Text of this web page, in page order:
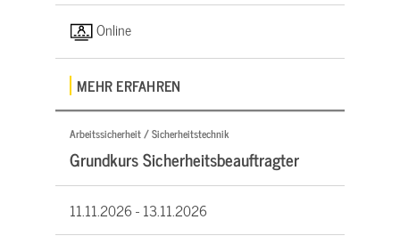
Online
MEHR ERFAHREN
Arbeitssicherheit / Sicherheitstechnik
Grundkurs Sicherheitsbeauftragter
11.11.2026 -13.11.2026